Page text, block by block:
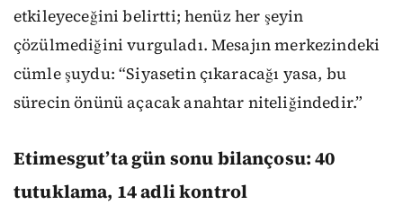
etkileyeceğini belirtti; henüz her şeyin
çözülmediğini vurguladı. Mesajın merkezindeki
cümle şuydu: “Siyasetin çıkaracağı yasa, bu
sürecin önünü açacak anahtar niteliğindedir.”
Etimesgut’ta gün sonu bilançosu: 40
tutuklama, 14 adli kontrol